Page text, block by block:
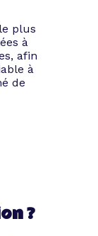
plus
à
afin
à
de
?